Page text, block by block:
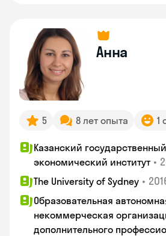
Анна
5 8 лет опыта 1
Казанский
экономический институт •
The University of Sydney •
Образовательная
некоммерческая
дополнительного